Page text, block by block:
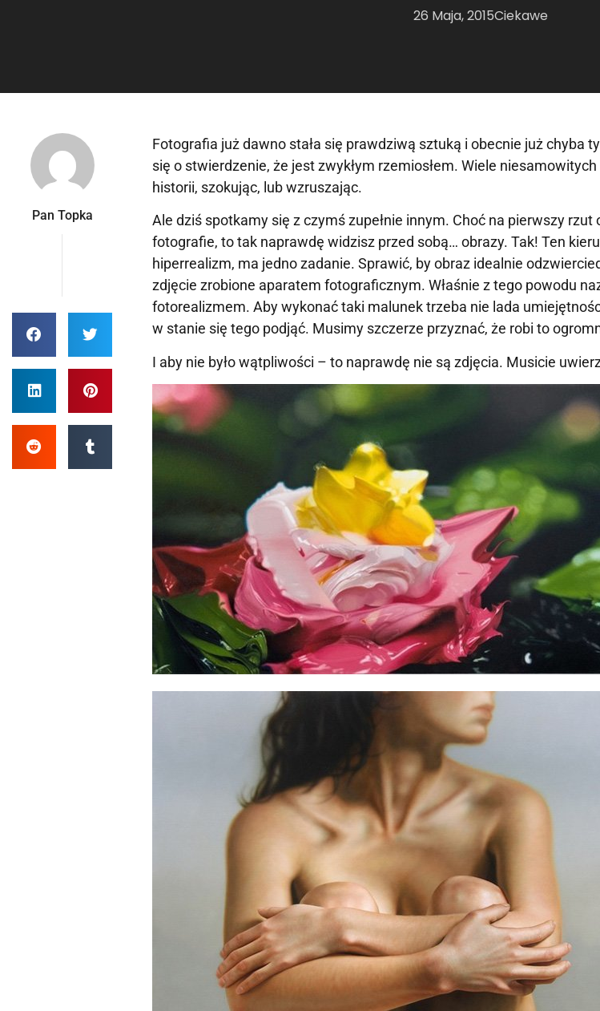
26 Maja, 2015Ciekawe
Pan Topka
Fotografia już dawno stała się prawdziwą sztuką i obecnie już chyba
się o stwierdzenie, że jest zwykłym rzemiosłem. Wiele
historii, szokując, lub wzruszając.
Ale dziś spotkamy się z czymś zupełnie innym. Choć na pierwszy rzut
fotografie, to tak naprawdę widzisz przed sobą… obrazy. Tak! Ten
hiperrealizm, ma jedno zadanie. Sprawić, by obraz idealnie
zdjęcie zrobione aparatem fotograficznym. Właśnie z tego powodu
fotorealizmem. Aby wykonać taki malunek trzeba nie lada
w stanie się tego podjąć. Musimy szczerze przyznać, że robi to
I aby nie było wątpliwości – to naprawdę nie są zdjęcia. Musicie